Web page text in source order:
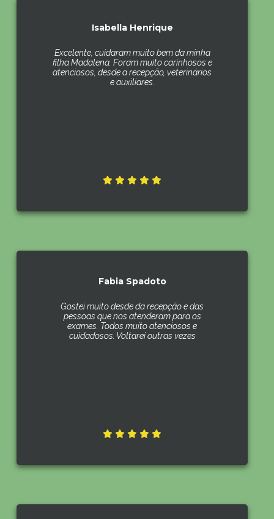
Isabella Henrique
Excelente, cuidaram muito bem da minha
filha Madalena. Foram muito carinhosos e
atenciosos, desde a recepção, veterinários
e auxiliares.
Fabia Spadoto
Gostei muito desde da recepção e das
pessoas que nos atenderam para os
exames. Todos muito atenciosos e
cuidadosos. Voltarei outras vezes